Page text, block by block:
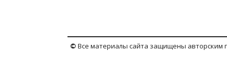
© Все материалы сайта защищены авторским